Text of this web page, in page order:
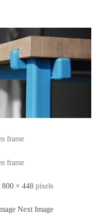
frame
frame
800 × 448 pixels
Next Image